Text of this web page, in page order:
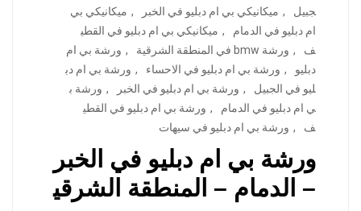
جبيل
, ميكانيكي بي ام دبليو في الخبر , ميكانيكي بي
ام دبليو في الدمام
, ميكانيكي بي ام دبليو في القطي
ف
, ورشة bmw في المنطقة الشرقية , ورشة بي ام
دبليو
, ورشة بي ام دبليو في الاحساء , ورشة بي ام دب
ليو في الجبيل
, ورشة بي ام دبليو في الخبر , ورشة ب
ي ام دبليو في الدمام
, ورشة بي ام دبليو في القطي
ف
, ورشة بي ام دبليو في سيهات
ورشة بي ام دبليو في الخبر
– الدمام – المنطقة الشرقي